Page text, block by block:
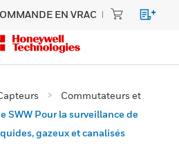
EN VRAC
Commutateurs et
SWW Pour la surveillance de
gazeux et canalisés